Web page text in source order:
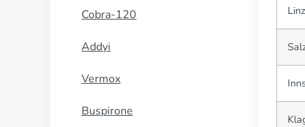
Cobra-120
Addyi
Vermox
Buspirone